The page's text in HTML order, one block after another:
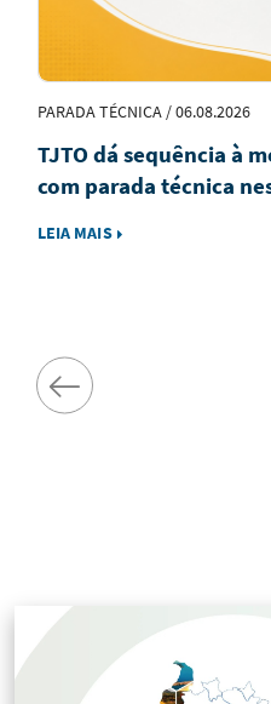
PARADA TÉCNICA / 06.08.2026
TJTO dá sequência à
com parada técnica
LEIA MAIS